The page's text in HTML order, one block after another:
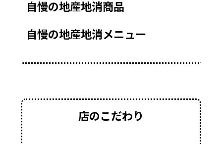
自慢の地産地消商品
自慢の地産地消メニュー
店のこだわり